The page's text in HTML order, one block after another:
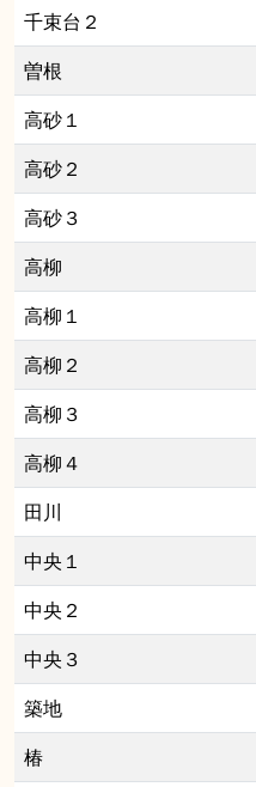
千束台２
曽根
高砂１
高砂２
高砂３
高柳
高柳１
高柳２
高柳３
高柳４
田川
中央１
中央２
中央３
築地
椿